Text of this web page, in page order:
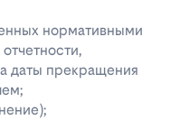
нормативными
даты прекращения